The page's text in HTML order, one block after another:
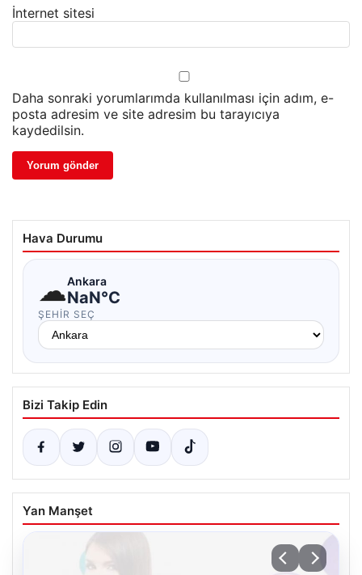
İnternet sitesi
Daha sonraki yorumlarımda kullanılması için adım, e-
posta adresim ve site adresim bu tarayıcıya
kaydedilsin.
Hava Durumu
☁Ankara
NaN°C
ŞEHIR SEÇ
Bizi Takip Edin
Yan Manşet